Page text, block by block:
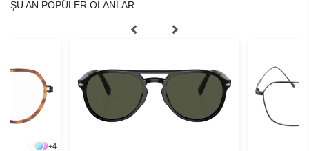
ŞU AN POPÜLER OLANLAR
+4